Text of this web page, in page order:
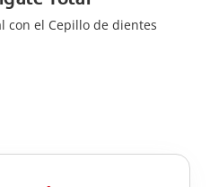
con el Cepillo de dientes